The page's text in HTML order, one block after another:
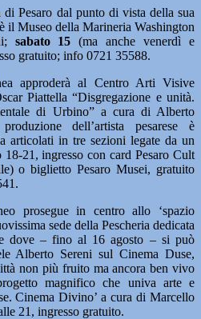
di Pesaro dal punto di vista della sua
il Museo della Marineria Washington
sabato 15 (ma anche venerdì e
gratuito; info 0721 35588.
approderà al Centro Arti Visive
Piattella “Disgregazione e unità.
di Urbino” a cura di Alberto
dell’artista pesarese è
articolati in tre sezioni legate da un
21, ingresso con card Pesaro Cult
o biglietto Pesaro Musei, gratuito
prosegue in centro allo ‘spazio
sede della Pescheria dedicata
dove – fino al 16 agosto – si può
Alberto Sereni sul Cinema Duse,
non più fruito ma ancora ben vivo
magnifico che univa arte e
Cinema Divino’ a cura di Marcello
21, ingresso gratuito.